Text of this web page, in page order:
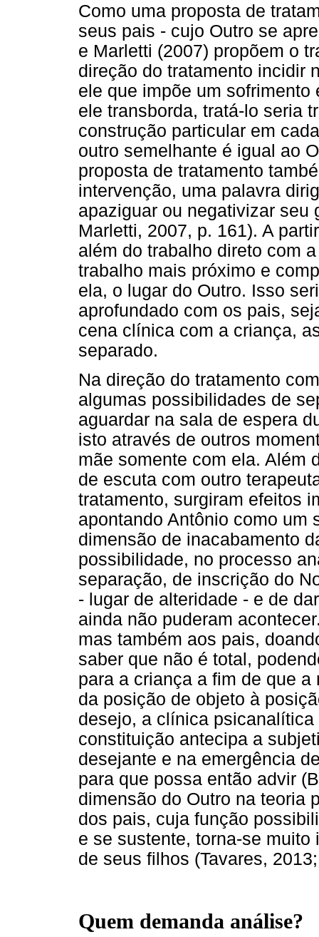
Como uma proposta de
seus pais - cujo Outro se
e Marletti (2007) propõem o
direção do tratamento incidir
ele que impõe um
ele transborda, tratá-lo seria
construção particular em
outro semelhante é igual ao
proposta de tratamento
intervenção, uma palavra
apaziguar ou negativizar seu
Marletti, 2007, p. 161). A
além do trabalho direto com
trabalho mais próximo e
ela, o lugar do Outro. Isso
aprofundado com os pais,
cena clínica com a criança,
separado.
Na direção do tratamento
algumas possibilidades de
aguardar na sala de espera
isto através de outros
mãe somente com ela. Além
de escuta com outro
tratamento, surgiram efeitos
apontando Antônio como um
dimensão de inacabamento
possibilidade, no processo
separação, de inscrição do
- lugar de alteridade - e de
ainda não puderam
mas também aos pais,
saber que não é total,
para a criança a fim de que
da posição de objeto à
desejo, a clínica
constituição antecipa a
desejante e na emergência
para que possa então advir
dimensão do Outro na teoria
dos pais, cuja função
e se sustente, torna-se
de seus filhos (Tavares,
Quem demanda análise?